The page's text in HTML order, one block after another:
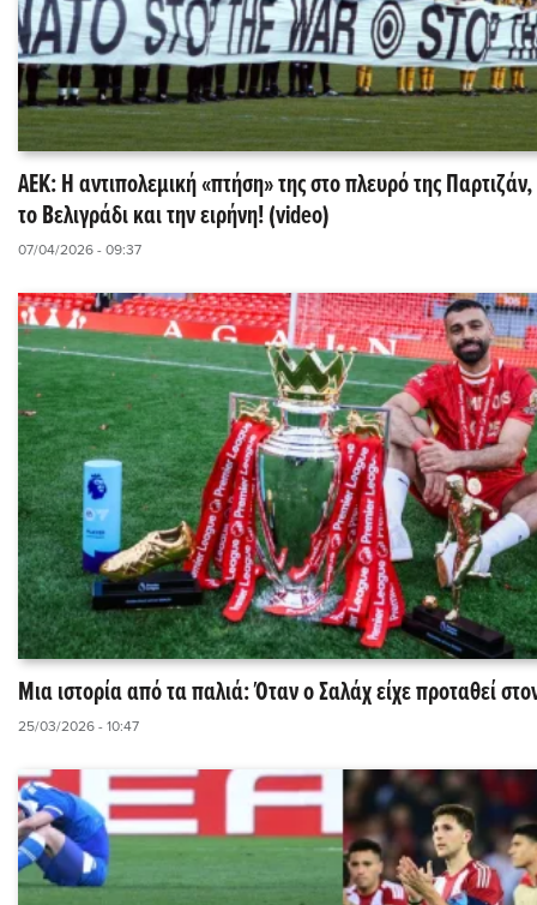
ΑΕΚ: Η αντιπολεμική «πτήση» της στο πλευρό της
το Βελιγράδι και την ειρήνη! (video)
07/04/2026 - 09:37
Μια ιστορία από τα παλιά: Όταν ο Σαλάχ είχε προταθεί
25/03/2026 - 10:47